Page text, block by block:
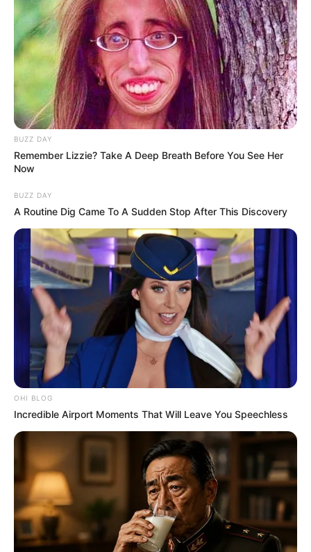
8 Conspiracies That Turned Out To Be True
BRAINBERRIES
Where Are They Now? 9 Ex-Actors Found
Unexpected Career Paths
BRAINBERRIES
10 Epic Failures That Were Completely Preventable
— Find Out
BRAINBERRIES
BUZZ DAY
Remember Lizzie? Take A Deep Breath Before You See Her
Now
BUZZ DAY
A Routine Dig Came To A Sudden Stop After This Discovery
OHI BLOG
Incredible Airport Moments That Will Leave You Speechless